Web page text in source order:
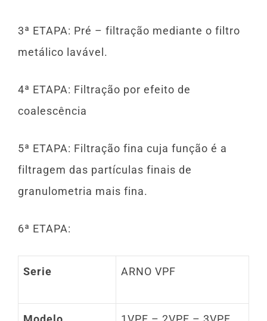
3ª ETAPA: Pré – filtração mediante o filtro
metálico lavável.
4ª ETAPA: Filtração por efeito de
coalescência
5ª ETAPA: Filtração fina cuja função é a
filtragem das partículas finais de
granulometria mais fina.
6ª ETAPA:
Serie ARNO VPF